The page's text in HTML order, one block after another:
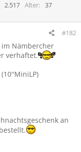
2.517 Alter
37
#182
im Nämbercher
verhaftet.
an